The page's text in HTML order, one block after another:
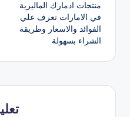
المقالات
منتجات ادمارك الماليزية
في الامارات تعرف علي
الفوائد والاسعار وطريقة
الشراء بسهولة